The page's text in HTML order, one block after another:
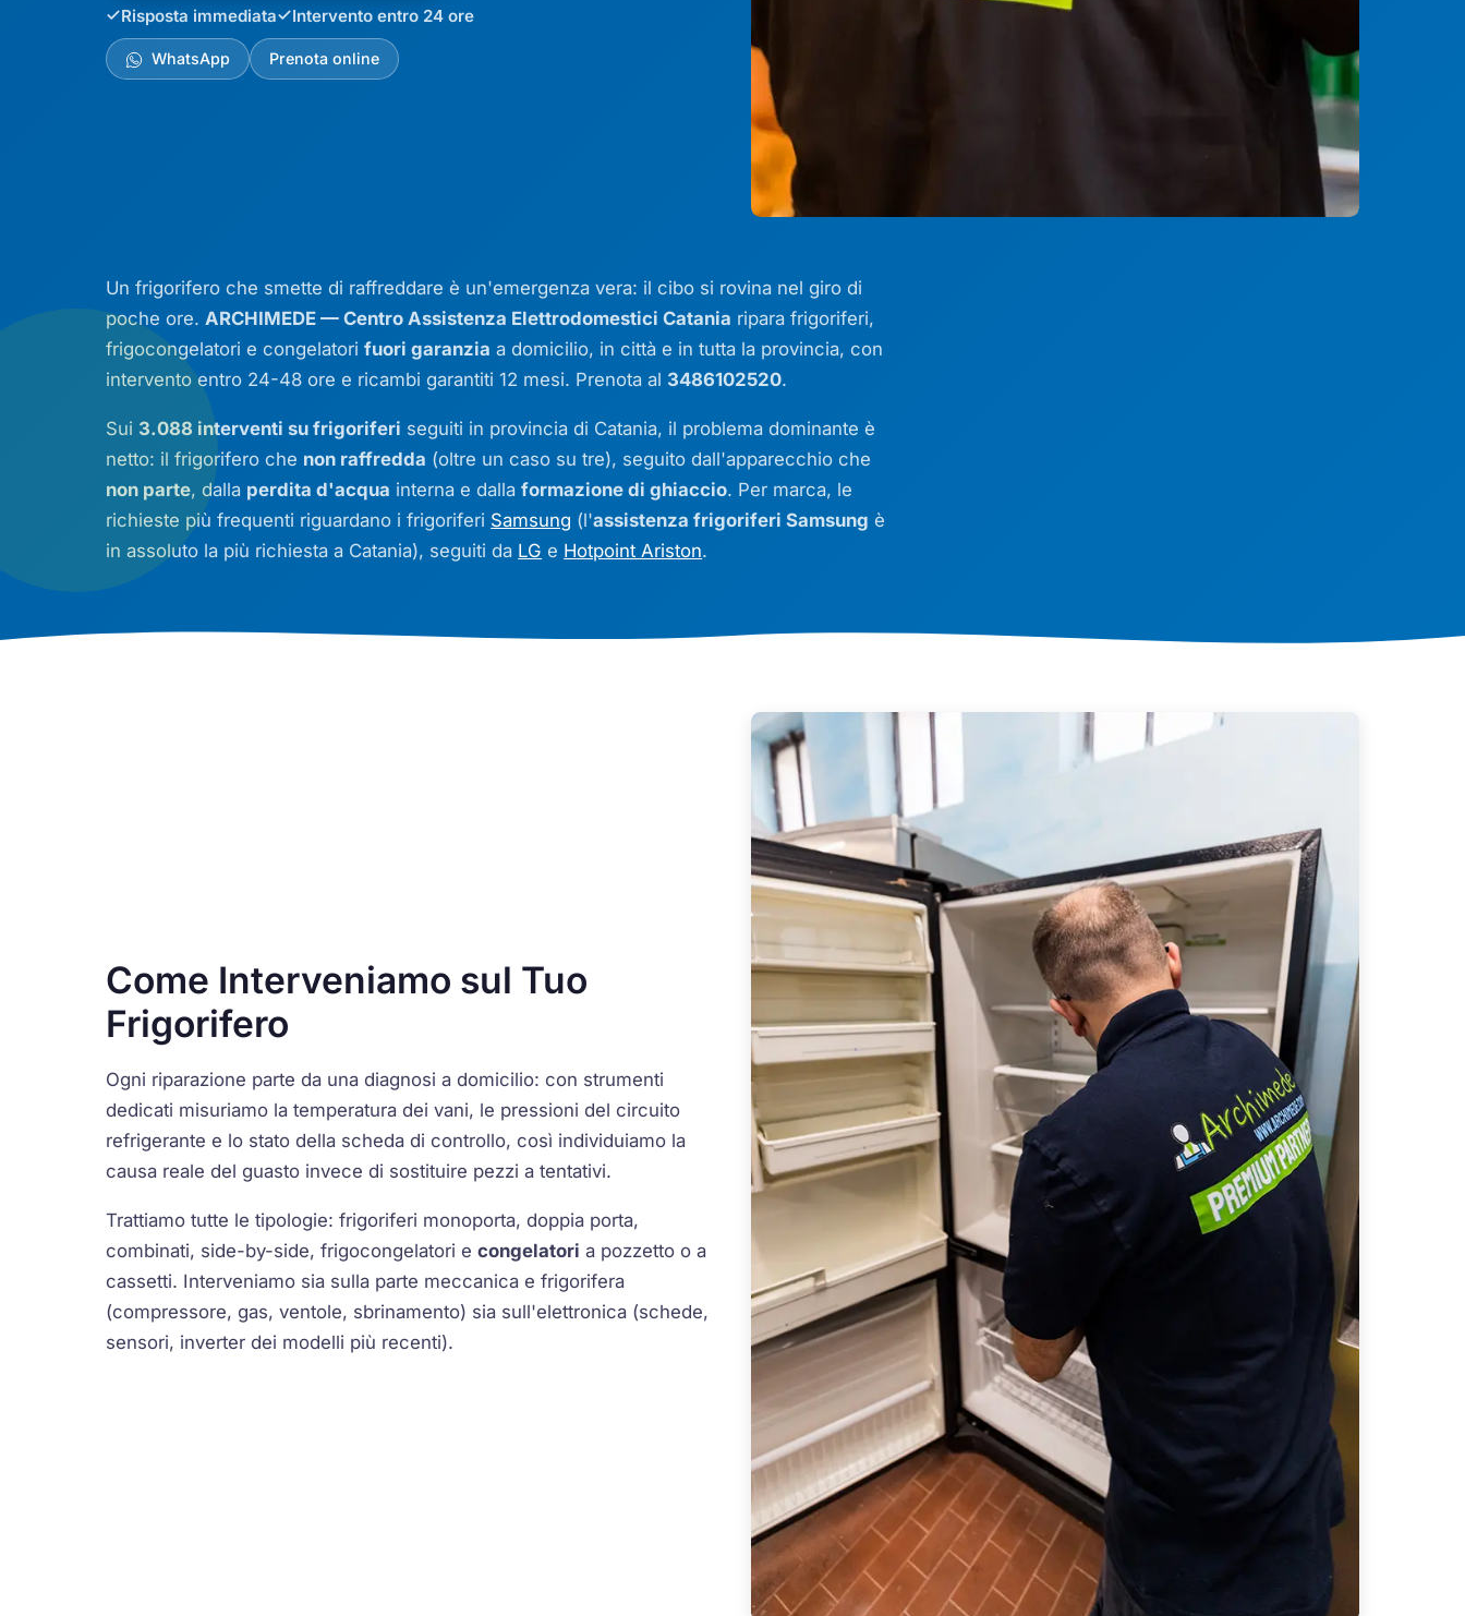
Risposta immediata Intervento entro 24 ore
WhatsApp Prenota online
Un frigorifero che smette di raffreddare è un'emergenza vera: il cibo si rovina nel giro di
poche ore. ARCHIMEDE — Centro Assistenza Elettrodomestici Catania ripara frigoriferi,
frigocongelatori e congelatorifuori garanzia a domicilio, in città e in tutta la provincia, con
intervento entro 24-48 ore e ricambi garantiti 12 mesi. Prenota al 3486102520.
Sui 3.088 interventi su frigoriferi seguiti in provincia di Catania, il problema dominante è
netto: il frigorifero che non raffredda (oltre un caso su tre), seguito dall'apparecchio che
non parte, dalla perdita d'acqua interna e dallaformazione di ghiaccio. Per marca, le
richieste più frequenti riguardano i frigoriferi Samsung (l'assistenza frigoriferi Samsung è
in assoluto la più richiesta a Catania), seguiti da LG e Hotpoint Ariston.
Come Interveniamo sul Tuo
Frigorifero
Ogni riparazione parte da una diagnosi a domicilio: con strumenti
dedicati misuriamo la temperatura dei vani, le pressioni del circuito
refrigerante e lo stato della scheda di controllo, così individuiamo la
causa reale del guasto invece di sostituire pezzi a tentativi.
Trattiamo tutte le tipologie: frigoriferi monoporta, doppia porta,
combinati, side-by-side, frigocongelatori econgelatori a pozzetto o a
cassetti. Interveniamo sia sulla parte meccanica e frigorifera
(compressore, gas, ventole, sbrinamento) sia sull'elettronica (schede,
sensori, inverter dei modelli più recenti).